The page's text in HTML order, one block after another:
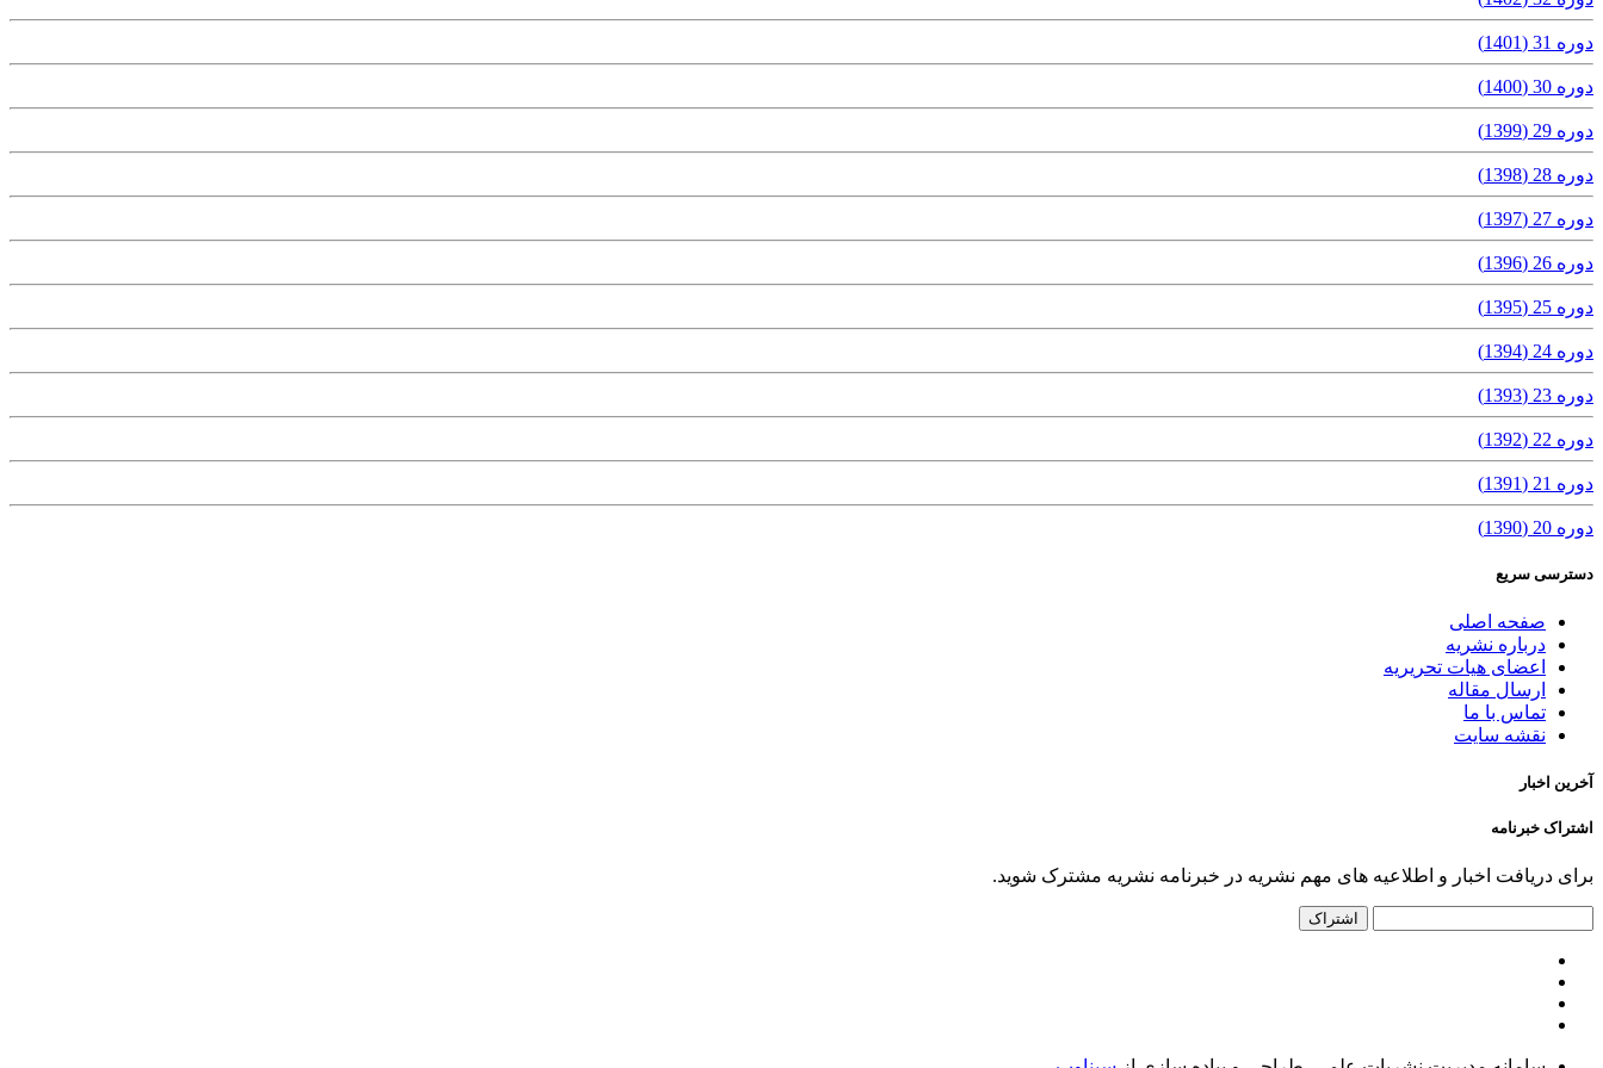
دوره 31 (1401)
دوره 30 (1400)
دوره 29 (1399)
دوره 28 (1398)
دوره 27 (1397)
دوره 26 (1396)
دوره 25 (1395)
دوره 24 (1394)
دوره 23 (1393)
دوره 22 (1392)
دوره 21 (1391)
دوره 20 (1390)
دسترسی سریع
صفحه اصلی
درباره نشریه
اعضای هیات تحریریه
ارسال مقاله
تماس با ما
نقشه سایت
آخرین اخبار
اشتراک خبرنامه
برای دریافت اخبار و اطلاعیه های مهم نشریه در خبرنامه نشریه مشترک شوید.
اشتراک